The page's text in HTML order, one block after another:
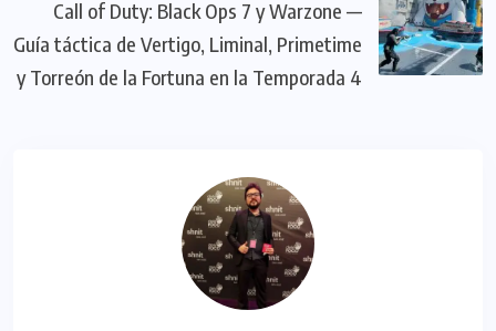
Call of Duty: Black Ops 7 y Warzone —
Guía táctica de Vertigo, Liminal, Primetime
y Torreón de la Fortuna en la Temporada 4